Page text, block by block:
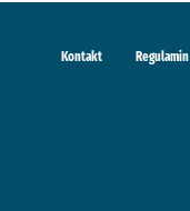
Kontakt Regulamin